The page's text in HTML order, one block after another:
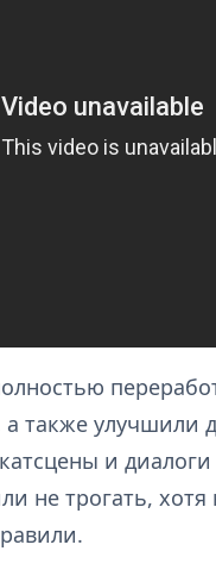
также улучшили
и
не трогать, хотя